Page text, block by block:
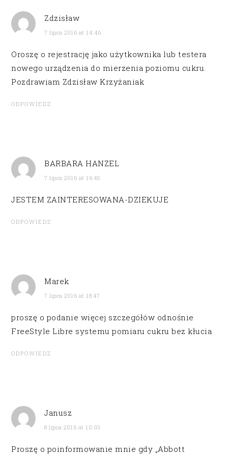
Zdzisław
7 lipca 2016 at 14:46
Oroszę o rejestrację jako użytkownika lub testera
nowego urządzenia do mierzenia poziomu cukru.
Pozdrawiam Zdzisław Krzyżaniak
ODPOWIEDZ
BARBARA HANZEL
7 lipca 2016 at 16:45
JESTEM ZAINTERESOWANA-DZIEKUJE
ODPOWIEDZ
Marek
7 lipca 2016 at 18:47
proszę o podanie więcej szczegółów odnośnie
FreeStyle Libre systemu pomiaru cukru bez kłucia
ODPOWIEDZ
Janusz
8 lipca 2016 at 10:03
Proszę o poinformowanie mnie gdy „Abbott